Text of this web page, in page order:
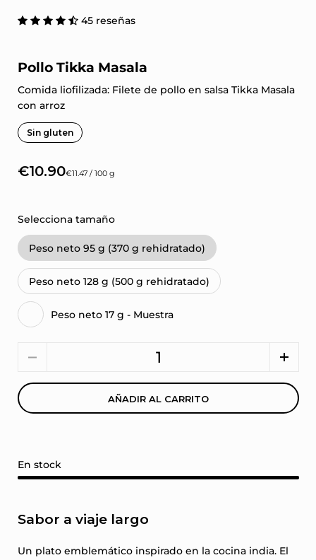
45 reseñas
Pollo Tikka Masala
Comida liofilizada: Filete de pollo en salsa Tikka Masala
con arroz
Sin gluten
€10.90€11.47 / 100 g
Selecciona tamaño
Peso neto 95 g (370 g rehidratado)
Peso neto 128 g (500 g rehidratado)
Peso neto 17 g - Muestra
AÑADIR AL CARRITO
En stock
Sabor a viaje largo
Un plato emblemático inspirado en la cocina india. El